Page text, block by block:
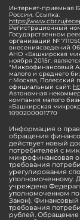
Интернет-приемная
России. Ссылка:
https://www.cbr.ru/
Регистрационный
Государственном
организаций №
внесениясведений
АНО «Башкирская
ноября 2015г.
"Микрофинансовый
малого и среднего
г.Москва, Полесский
официальный сайт:
Автономная
компания малого
«Башкирская
1090200001770
Информация о
обращения
действует новый
потребителей с
микрофинансовая
требования
урегулирования
уполномоченному.
учреждена
уполномоченном по
Закон).
требования
рублей. Обращение